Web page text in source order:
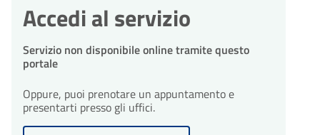
Accedi al servizio
Servizio non disponibile online tramite questo
portale
Oppure, puoi prenotare un appuntamento e
presentarti presso gli uffici.